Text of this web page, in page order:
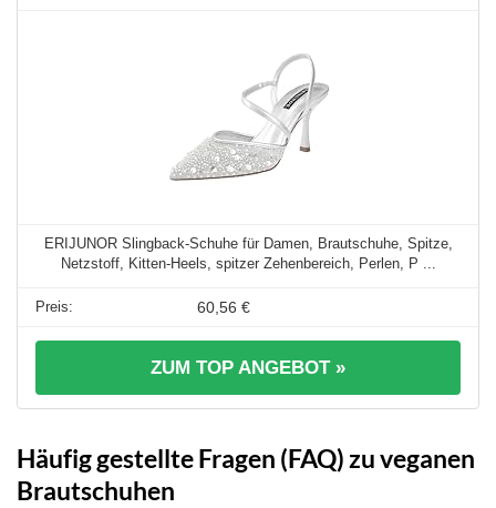
ERIJUNOR Slingback-Schuhe für Damen, Brautschuhe, Spitze,
Netzstoff, Kitten-Heels, spitzer Zehenbereich, Perlen, P ...
60,56 €
ZUM TOP ANGEBOT »
Häufig gestellte Fragen (FAQ) zu veganen
Brautschuhen